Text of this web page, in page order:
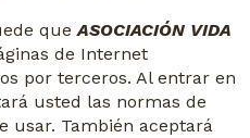
queASOCIACIÓN VIDA
de Internet
por terceros. Al entrar en
usted las normas de
usar. También aceptará